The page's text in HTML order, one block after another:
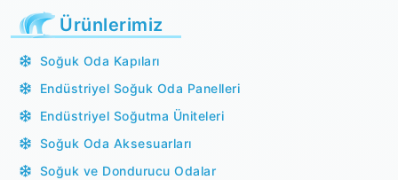
Ürünlerimiz
Soğuk Oda Kapıları
Endüstriyel Soğuk Oda Panelleri
Endüstriyel Soğutma Üniteleri
Soğuk Oda Aksesuarları
Soğuk ve Dondurucu Odalar